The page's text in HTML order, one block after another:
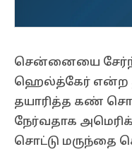
சென்னையை
ஹெல்த்கேர் என்ற
தயாரித்த கண்
நேர்வதாக
சொட்டு மருந்தை